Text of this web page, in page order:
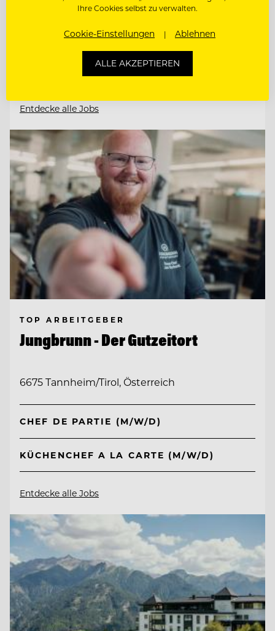
ETAGENFACHKRAFT (M/W/D)
REZEPTIONIST/IN
Entdecke alle Jobs
TOP ARBEITGEBER
Jungbrunn - Der Gutzeitort
6675 Tannheim/Tirol, Österreich
CHEF DE PARTIE (M/W/D)
KÜCHENCHEF A LA CARTE (M/W/D)
Entdecke alle Jobs
Ihre Cookies selbst zu verwalten.
Cookie-Einstellungen Ablehnen
ALLE AKZEPTIEREN